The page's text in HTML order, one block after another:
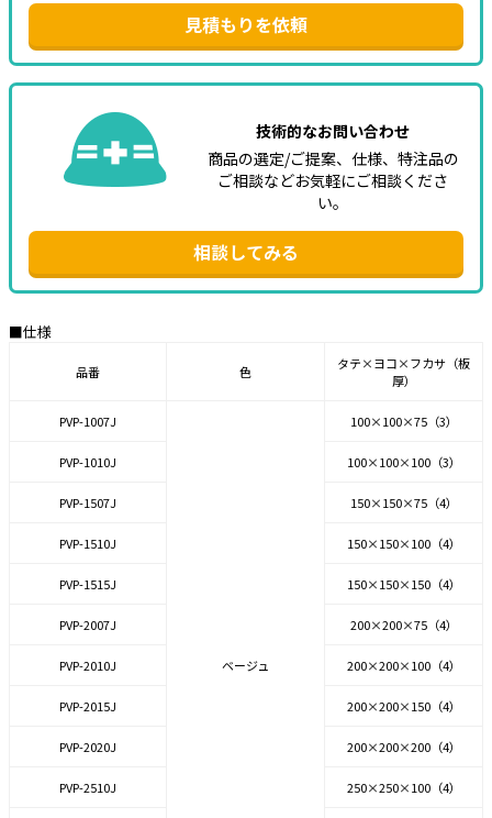
見積もりを依頼
技術的なお問い合わせ
商品の選定/ご提案、仕様、特注品の
ご相談などお気軽にご相談くださ
い。
相談してみる
■仕様
品番 色
タテ×ヨコ×フカサ（板
厚）
PVP-1007J
ベージュ
100×100×75（3）
PVP-1010J 100×100×100（3）
PVP-1507J 150×150×75（4）
PVP-1510J 150×150×100（4）
PVP-1515J 150×150×150（4）
PVP-2007J 200×200×75（4）
PVP-2010J 200×200×100（4）
PVP-2015J 200×200×150（4）
PVP-2020J 200×200×200（4）
PVP-2510J 250×250×100（4）